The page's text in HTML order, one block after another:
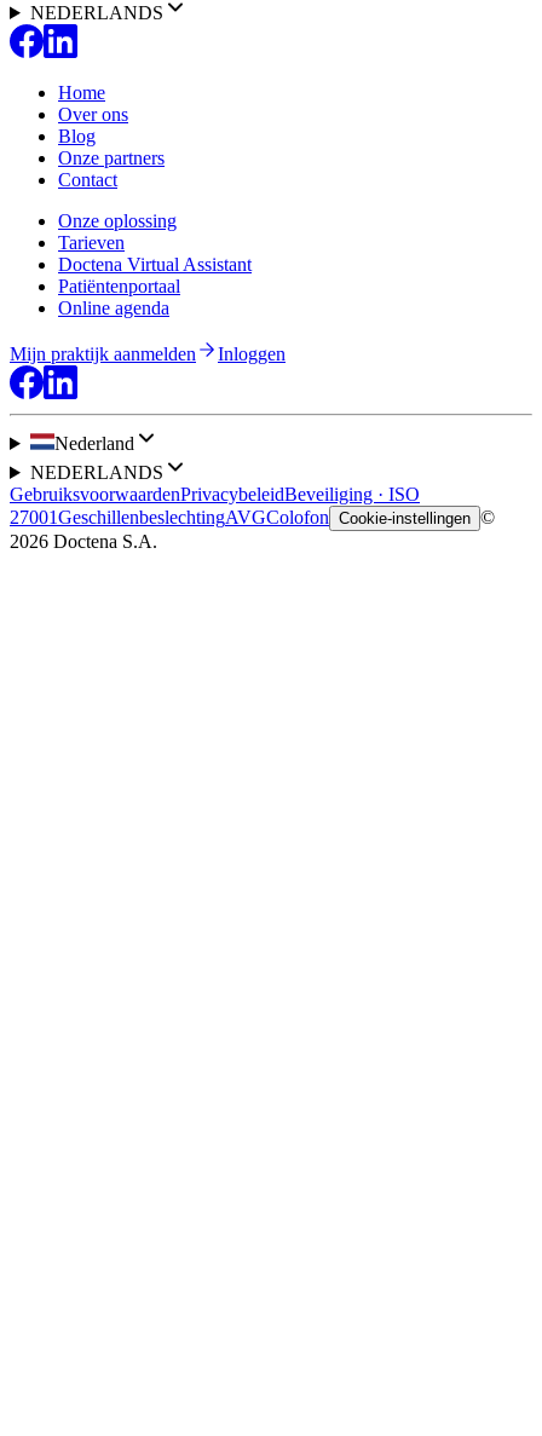
NEDERLANDS
Home
Over ons
Blog
Onze partners
Contact
Onze oplossing
Tarieven
Doctena Virtual Assistant
Patiëntenportaal
Online agenda
Mijn praktijk aanmelden Inloggen
Nederland
NEDERLANDS
GebruiksvoorwaardenPrivacybeleidBeveiliging · ISO
27001GeschillenbeslechtingAVGColofon Cookie-instellingen ©
2026 Doctena S.A.